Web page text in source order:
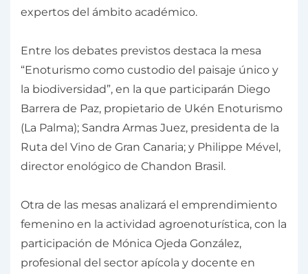
expertos del ámbito académico.
Entre los debates previstos destaca la mesa
“Enoturismo como custodio del paisaje único y
la biodiversidad”, en la que participarán Diego
Barrera de Paz, propietario de Ukén Enoturismo
(La Palma); Sandra Armas Juez, presidenta de la
Ruta del Vino de Gran Canaria; y Philippe Mével,
director enológico de Chandon Brasil.
Otra de las mesas analizará el emprendimiento
femenino en la actividad agroenoturística, con la
participación de Mónica Ojeda González,
profesional del sector apícola y docente en